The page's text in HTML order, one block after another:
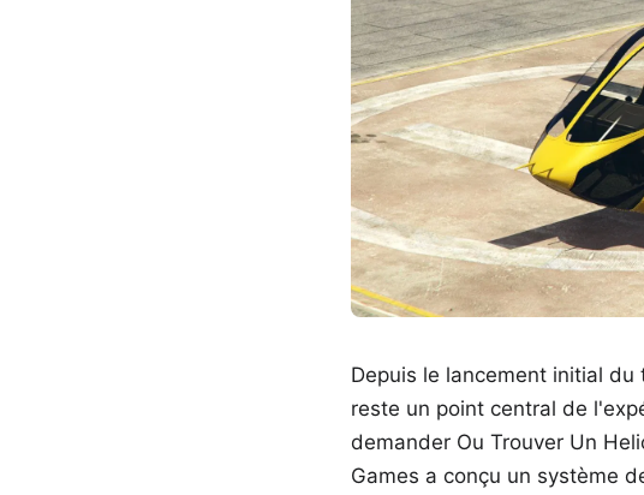
Depuis le lancement initial
reste un point central de
demander Ou Trouver Un
Games a conçu un système